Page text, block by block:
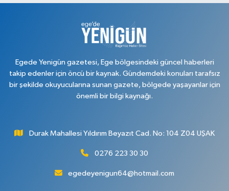
Yol Tarifi Al
Egede Yenigün gazetesi, Ege bölgesindeki güncel haberleri
takip edenler için öncü bir kaynak. Gündemdeki konuları tarafsız
bir şekilde okuyucularına sunan gazete, bölgede yaşayanlar için
önemli bir bilgi kaynağı.
Durak Mahallesi Yıldırım Beyazıt Cad. No: 104 Z04 UŞAK
0276 223 30 30
egedeyenigun64@hotmail.com